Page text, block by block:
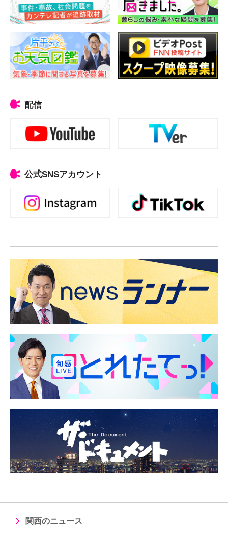
配信
公式SNSアカウント
関西のニュース